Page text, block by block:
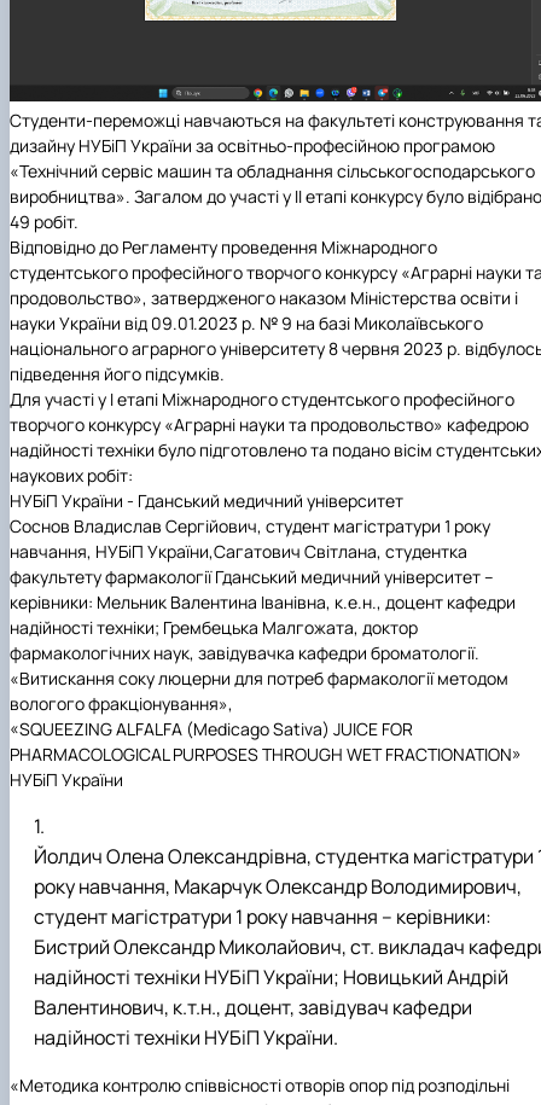
Студенти-переможці навчаються на факультеті конструювання
дизайну НУБіП України за освітньо-професійною програмою
«Технічний сервіс машин та обладнання сільськогосподарського
виробництва». Загалом до участі у ІІ етапі конкурсу було відібрано
49 робіт.
Відповідно до Регламенту проведення Міжнародного
студентського професійного творчого конкурсу «Аграрні науки
продовольство», затвердженого наказом Міністерства освіти і
науки України від 09.01.2023 р. № 9 на базі Миколаївського
національного аграрного університету8 червня 2023 р.
підведення його підсумків.
Для участі у І етапі Міжнародного студентського професійного
творчого конкурсу «Аграрні науки та продовольство» кафедрою
надійності техніки було підготовлено та подано вісім
наукових робіт:
НУБіП України - Гданський медичний університет
Соснов Владислав Сергійович, студент магістратури 1 року
навчання, НУБіП України,Сагатович Світлана, студентка
факультету фармакології Гданський медичний університет –
керівники: Мельник Валентина Іванівна, к.е.н., доцент кафедри
надійності техніки; Грембецька Малгожата, доктор
фармакологічних наук, завідувачка кафедри броматології.
«Витискання соку люцерни для потреб фармакології методом
вологого фракціонування»,
«SQUEEZING ALFALFA (Medicago Sativa) JUICE FOR
PHARMACOLOGICAL PURPOSES THROUGH WET FRACTIONATION»
НУБіП України
Йолдич Олена Олександрівна, студентка магістратури
року навчання, Макарчук Олександр Володимирович,
студент магістратури 1 року навчання – керівники:
Бистрий Олександр Миколайович, ст. викладач
надійності техніки НУБіП України; Новицький Андрій
Валентинович, к.т.н., доцент, завідувач кафедри
надійності техніки НУБіП України.
«Методика контролю співвісності отворів опор під розподільні